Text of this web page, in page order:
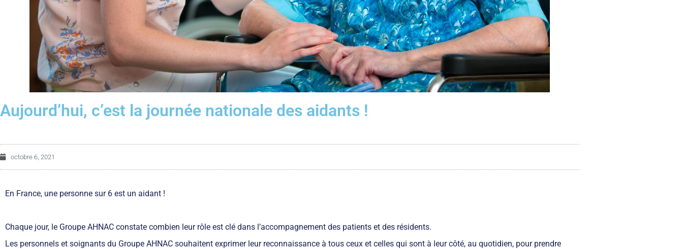
Aujourd’hui, c’est la journée nationale des aidants !
octobre 6, 2021
En France, une personne sur 6 est un aidant !
Chaque jour, le Groupe AHNAC constate combien leur rôle est clé dans l’accompagnement des patients et des résidents.
Les personnels et soignants du Groupe AHNAC souhaitent exprimer leur reconnaissance à tous ceux et celles qui sont à leur côté, au quotidien, pour prendre